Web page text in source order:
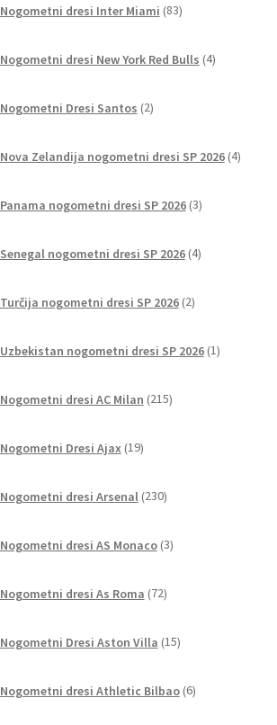
Nogometni dresi Inter Miami 83izdelkov
Nogometni dresi New York Red Bulls 4izdelki
Nogometni Dresi Santos 2izdelka
Nova Zelandija nogometni dresi SP 2026 4izdelki
Panama nogometni dresi SP 2026 3izdelki
Senegal nogometni dresi SP 2026 4izdelki
Turčija nogometni dresi SP 2026 2izdelka
Uzbekistan nogometni dresi SP 2026 1izdelek
Nogometni dresi AC Milan 215izdelkov
Nogometni Dresi Ajax 19izdelkov
Nogometni dresi Arsenal 230izdelkov
Nogometni dresi AS Monaco 3izdelki
Nogometni dresi As Roma 72izdelkov
Nogometni Dresi Aston Villa 15izdelkov
Nogometni dresi Athletic Bilbao 6izdelkov